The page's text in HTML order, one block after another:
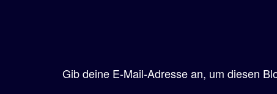
Gib deine E-Mail-Adresse an, um diesen